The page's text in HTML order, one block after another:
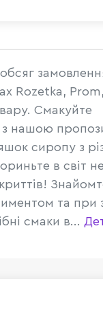
Rozetka,
Смакуйте
з нашою
сиропу з
в світ
та при
смаки в...